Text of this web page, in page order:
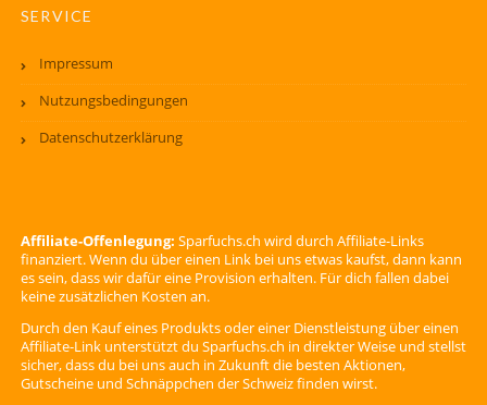
SERVICE
Impressum
Nutzungsbedingungen
Datenschutzerklärung
Affiliate-Offenlegung: Sparfuchs.ch wird durch Affiliate-Links
finanziert. Wenn du über einen Link bei uns etwas kaufst, dann kann
es sein, dass wir dafür eine Provision erhalten. Für dich fallen dabei
keine zusätzlichen Kosten an.
Durch den Kauf eines Produkts oder einer Dienstleistung über einen
Affiliate-Link unterstützt du Sparfuchs.ch in direkter Weise und stellst
sicher, dass du bei uns auch in Zukunft die besten Aktionen,
Gutscheine und Schnäppchen der Schweiz finden wirst.